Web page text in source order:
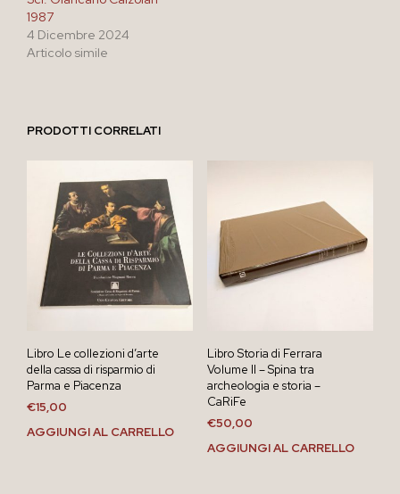
1987
4 Dicembre 2024
Articolo simile
PRODOTTI CORRELATI
Libro Le collezioni d’arte
della cassa di risparmio di
Parma e Piacenza
€15,00
AGGIUNGI AL CARRELLO
Libro Storia di Ferrara
Volume II – Spina tra
archeologia e storia –
CaRiFe
€50,00
AGGIUNGI AL CARRELLO